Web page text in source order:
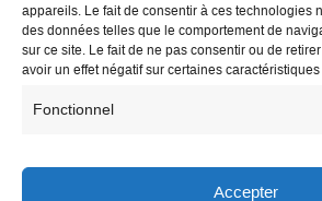
appareils. Le fait de consentir à ces technologies
des données telles que le comportement de
sur ce site. Le fait de ne pas consentir ou de
avoir un effet négatif sur certaines
Fonctionnel
Accepter
— Nous contacter